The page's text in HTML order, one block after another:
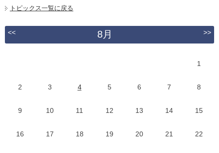
トピックス一覧に戻る
<< 8月 >>
1
2 3 4 5 6 7 8
9 10 11 12 13 14 15
16 17 18 19 20 21 22